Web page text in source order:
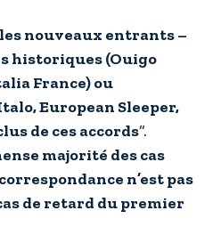
les nouveaux entrants –
historiques (Ouigo
France) ou
European Sleeper,
de ces accords”.
majorité des cas
n’est pas
de retard du premier